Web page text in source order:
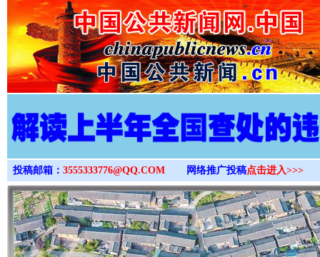
>
投稿邮箱： 3555333776@QQ.COM 网络推广投稿点击进入>>>